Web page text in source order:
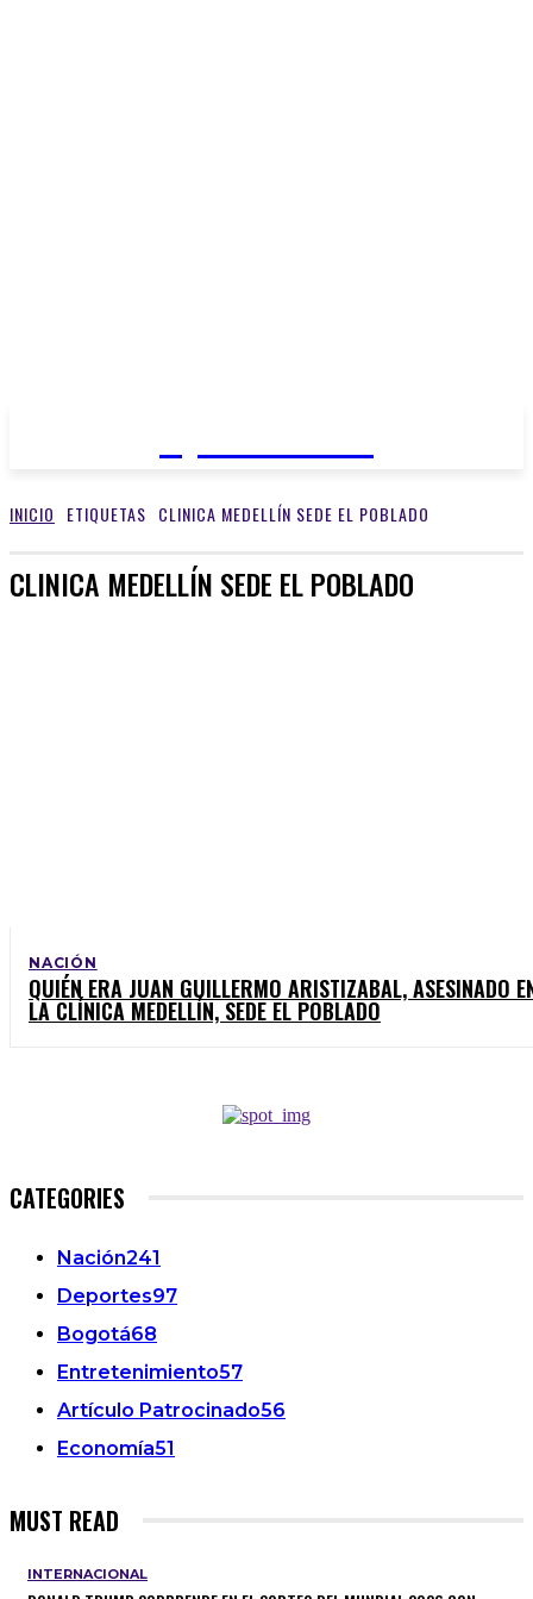
INICIO ETIQUETAS CLINICA MEDELLÍN SEDE EL POBLADO
CLINICA MEDELLÍN SEDE EL POBLADO
NACIÓN
QUIÉN ERA JUAN GUILLERMO ARISTIZABAL, ASESINADO
LA CLÍNICA MEDELLÍN, SEDE EL POBLADO
CATEGORIES
Nación241
Deportes97
Bogotá68
Entretenimiento57
Artículo Patrocinado56
Economía51
MUST READ
INTERNACIONAL